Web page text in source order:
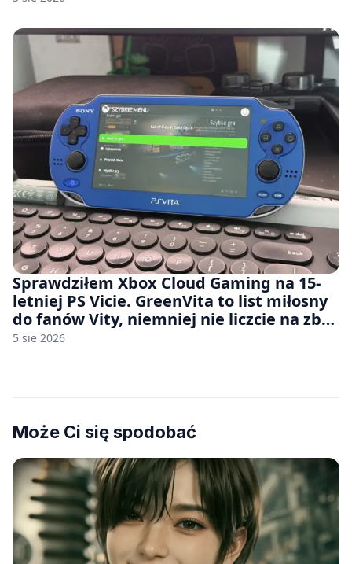
Sprawdziłem Xbox Cloud Gaming na 15-
letniej PS Vicie. GreenVita to list miłosny
do fanów Vity, niemniej nie liczcie na zbyt
wiele [FELIETON]
5 sie 2026
Może Ci się spodobać